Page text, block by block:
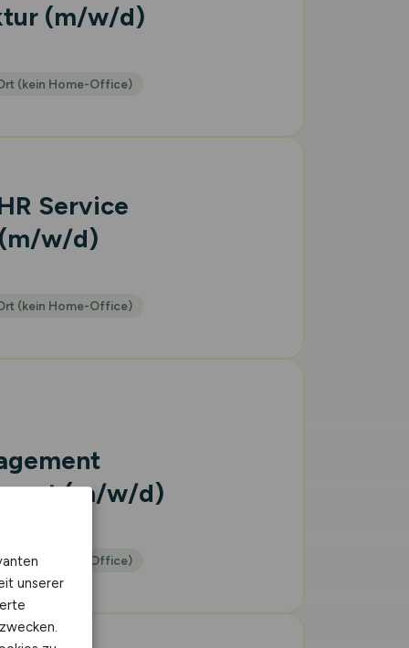
(m/w/d)
(kein Home-Office)
Service
(m/w/d)
(kein Home-Office)
(m/w/d)
(kein Home-Office)
unserer